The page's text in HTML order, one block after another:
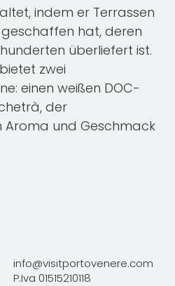
indem er Terrassen
hat, deren
überliefert ist.
zwei
einen weißen DOC-
der
Aroma und Geschmack
info@visitportovenere.com
P.Iva 01515210118